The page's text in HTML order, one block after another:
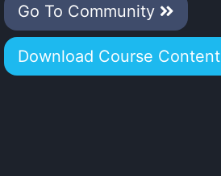
Go To Community
Download Course Content